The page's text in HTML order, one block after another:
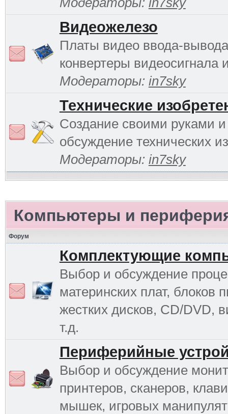
Видеожелезо
Платы видео ввода-
конвертеры видеосигнала
Модераторы: in7sky
Технические
Создание своими руками и
обсуждение технических
Модераторы: in7sky
Компьютеры и
Форум
Комплектующие
Выбор и обсуждение
материнских плат, блоков
жестких дисков, CD/DVD,
т.д.
Периферийные
Выбор и обсуждение
принтеров, сканеров,
мышек, игровых